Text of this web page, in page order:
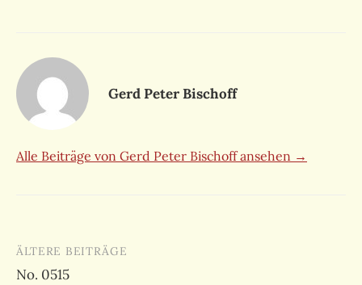
Gerd Peter Bischoff
Alle Beiträge von Gerd Peter Bischoff ansehen →
Beitragsnavigation
ÄLTERE BEITRÄGE
No. 0515